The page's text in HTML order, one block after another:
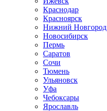
Краснодар
Красноярск
Нижний Новгород
Новосибирск
Пермь
Саратов
Сочи
Тюмень
Ульяновск
Уфа
Чебоксары
Ярославль